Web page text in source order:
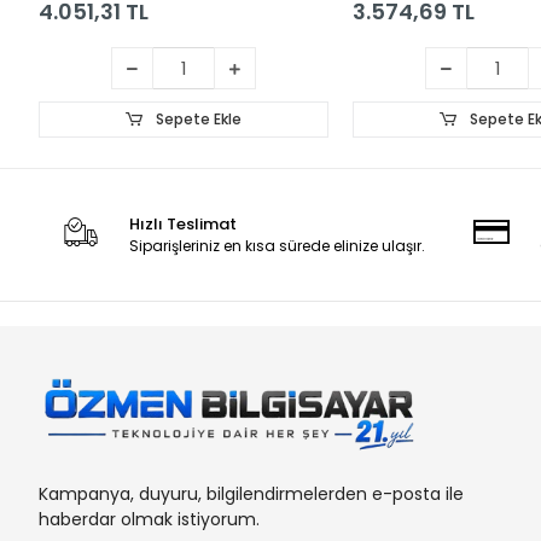
4.051,31 TL
Sepete Ekle
3.574,69 TL
Sepete
Hızlı Teslimat
Siparişleriniz en kısa sürede elinize ulaşır.
Kampanya, duyuru, bilgilendirmelerden e-posta ile
haberdar olmak istiyorum.